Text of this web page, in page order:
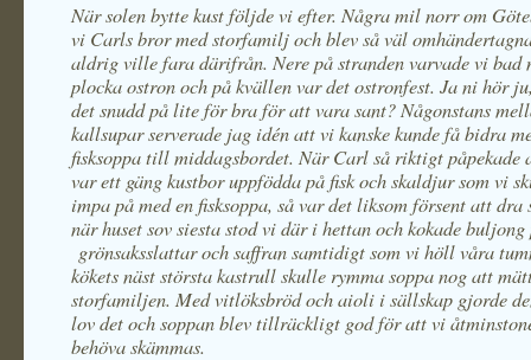
När solen bytte kust följde vi efter. Några mil norr om
vi Carls bror med storfamilj och blev så väl
aldrig ville fara därifrån. Nere på stranden varvade vi bad
plocka ostron och på kvällen var det ostronfest. Ja ni hör
det snudd på lite för bra för att vara sant? Någonstans
kallsupar serverade jag idén att vi kanske kunde få bidra
fisksoppa till middagsbordet. När Carl så riktigt påpekade
var ett gäng kustbor uppfödda på fisk och skaldjur som vi
impa på med en fisksoppa, så var det liksom försent att dra
när huset sov siesta stod vi där i hettan och kokade
grönsaksslattar och saffran samtidigt som vi höll våra
kökets näst största kastrull skulle rymma soppa nog att
storfamiljen. Med vitlöksbröd och aioli i sällskap gjorde
lov det och soppan blev tillräckligt god för att vi
behöva skämmas.